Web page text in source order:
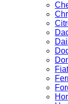
Fiat